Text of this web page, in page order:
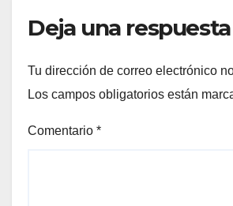
Deja una respuesta
Tu dirección de correo electrónico
Los campos obligatorios están
Comentario *